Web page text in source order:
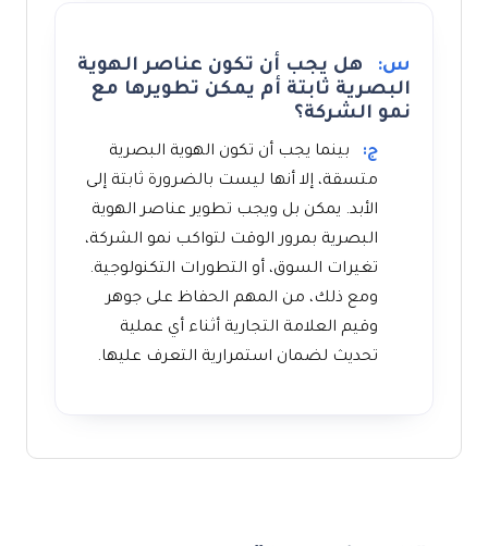
س:
هل يجب أن تكون عناصر الهوية
البصرية ثابتة أم يمكن تطويرها مع
نمو الشركة؟
ج:
بينما يجب أن تكون الهوية البصرية
متسقة، إلا أنها ليست بالضرورة ثابتة إلى
الأبد. يمكن بل ويجب تطوير عناصر الهوية
البصرية بمرور الوقت لتواكب نمو الشركة،
تغيرات السوق، أو التطورات التكنولوجية.
ومع ذلك، من المهم الحفاظ على جوهر
وقيم العلامة التجارية أثناء أي عملية
تحديث لضمان استمرارية التعرف عليها.